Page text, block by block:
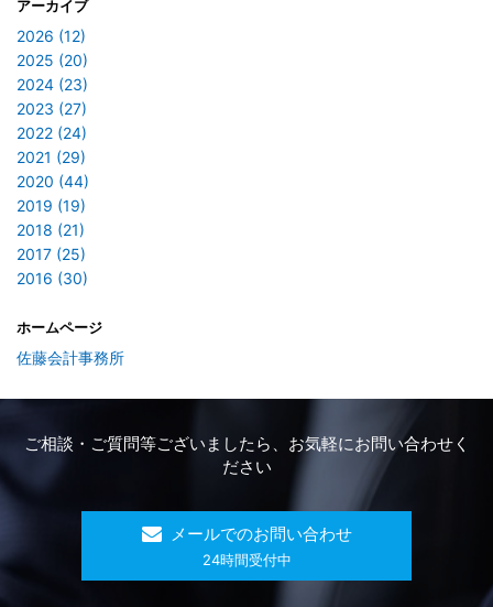
アーカイブ
2026 (12)
2025 (20)
2024 (23)
2023 (27)
2022 (24)
2021 (29)
2020 (44)
2019 (19)
2018 (21)
2017 (25)
2016 (30)
ホームページ
佐藤会計事務所
ご相談・ご質問等ございましたら、お気軽にお問い合わせく
ださい
メールでのお問い合わせ
​24時間受付中